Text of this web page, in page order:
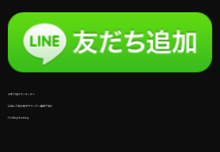
人気ブログランキングへ
にほんブログ村 サラリーマン日記ブログ
FC2 Blog Ranking